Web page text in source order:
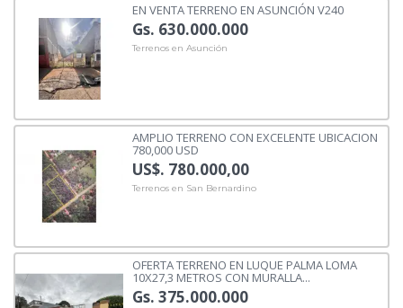
EN VENTA TERRENO EN ASUNCIÓN V240
Gs. 630.000.000
Terrenos en Asunción
AMPLIO TERRENO CON EXCELENTE UBICACION
780,000 USD
US$. 780.000,00
Terrenos en San Bernardino
OFERTA TERRENO EN LUQUE PALMA LOMA
10X27,3 METROS CON MURALLA...
Gs. 375.000.000